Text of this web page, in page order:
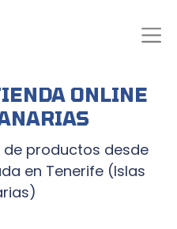
ONLINE
productos desde
en Tenerife (Islas